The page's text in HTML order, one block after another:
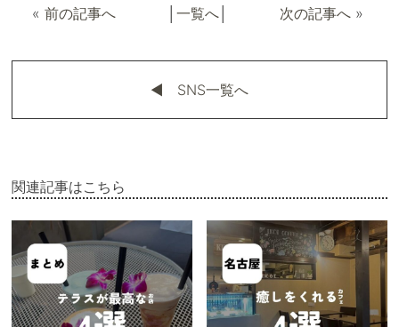
« 前の記事へ 一覧へ│ 次の記事へ»
◀︎ SNS一覧へ
関連記事はこちら